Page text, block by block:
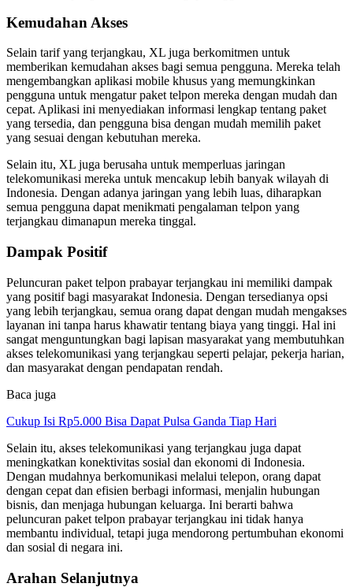
Kemudahan Akses
Selain tarif yang terjangkau, XL juga berkomitmen untuk
memberikan kemudahan akses bagi semua pengguna. Mereka telah
mengembangkan aplikasi mobile khusus yang memungkinkan
pengguna untuk mengatur paket telpon mereka dengan mudah dan
cepat. Aplikasi ini menyediakan informasi lengkap tentang paket
yang tersedia, dan pengguna bisa dengan mudah memilih paket
yang sesuai dengan kebutuhan mereka.
Selain itu, XL juga berusaha untuk memperluas jaringan
telekomunikasi mereka untuk mencakup lebih banyak wilayah di
Indonesia. Dengan adanya jaringan yang lebih luas, diharapkan
semua pengguna dapat menikmati pengalaman telpon yang
terjangkau dimanapun mereka tinggal.
Dampak Positif
Peluncuran paket telpon prabayar terjangkau ini memiliki dampak
yang positif bagi masyarakat Indonesia. Dengan tersedianya opsi
yang lebih terjangkau, semua orang dapat dengan mudah mengakses
layanan ini tanpa harus khawatir tentang biaya yang tinggi. Hal ini
sangat menguntungkan bagi lapisan masyarakat yang membutuhkan
akses telekomunikasi yang terjangkau seperti pelajar, pekerja harian,
dan masyarakat dengan pendapatan rendah.
Baca juga
Cukup Isi Rp5.000 Bisa Dapat Pulsa Ganda Tiap Hari
Selain itu, akses telekomunikasi yang terjangkau juga dapat
meningkatkan konektivitas sosial dan ekonomi di Indonesia.
Dengan mudahnya berkomunikasi melalui telepon, orang dapat
dengan cepat dan efisien berbagi informasi, menjalin hubungan
bisnis, dan menjaga hubungan keluarga. Ini berarti bahwa
peluncuran paket telpon prabayar terjangkau ini tidak hanya
membantu individual, tetapi juga mendorong pertumbuhan ekonomi
dan sosial di negara ini.
Arahan Selanjutnya